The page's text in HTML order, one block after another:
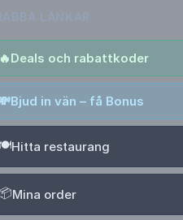
🔥Deals och rabattkoder
💸Bjud in vän – få Bonus
🍽️Hitta restaurang
📦Mina order